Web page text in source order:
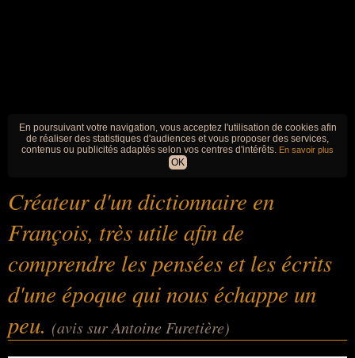
En poursuivant votre navigation, vous acceptez l'utilisation de cookies afin
de réaliser des statistiques d'audiences et vous proposer des services,
contenus ou publicités adaptés selon vos centres d'intérêts. En savoir plus
OK
Créateur d'un dictionnaire en
François, très utile afin de
comprendre les pensées et les écrits
d'une époque qui nous échappe un
peu. (avis sur Antoine Furetière)